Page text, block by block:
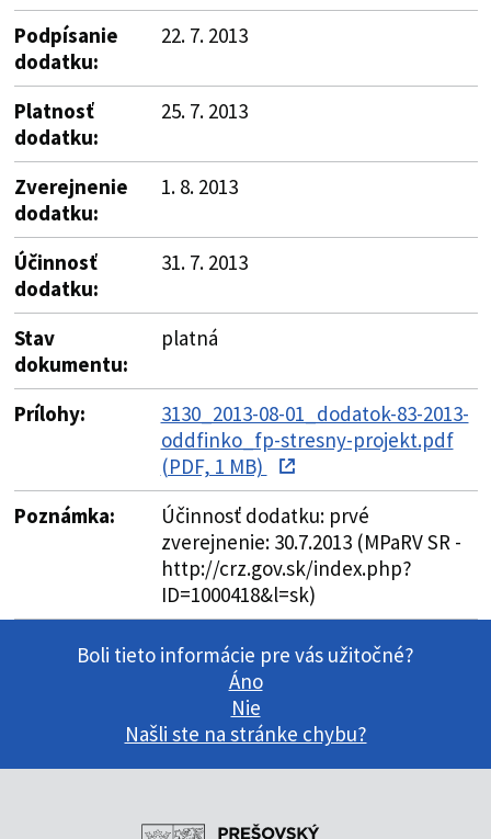
Podpísanie
dodatku:
22. 7. 2013
Platnosť
dodatku:
25. 7. 2013
Zverejnenie
dodatku:
1. 8. 2013
Účinnosť
dodatku:
31. 7. 2013
Stav
dokumentu:
platná
Prílohy:
3130_2013-08-01_dodatok-83-2013-
oddfinko_fp-stresny-projekt.pdf
(PDF, 1 MB)
Poznámka:
Účinnosť dodatku: prvé
zverejnenie: 30.7.2013 (MPaRV SR -
http://crz.gov.sk/index.php?
ID=1000418&l=sk)
Boli tieto informácie pre vás užitočné?
Áno
Nie
Našli ste na stránke chybu?